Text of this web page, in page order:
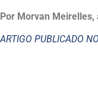
Por Morvan
ARTIGO PUBLICADO